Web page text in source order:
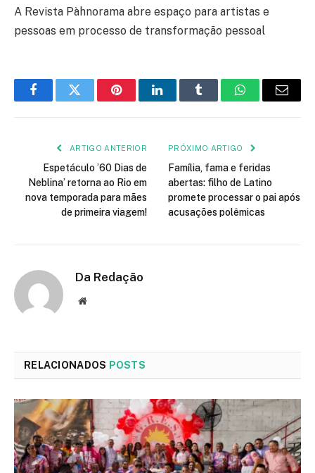
A Revista Pàhnorama abre espaço para artistas e
pessoas em processo de transformação pessoal
FacebookTwitter PinterestLinkedInTumblr WhatsApp
E-
ARTIGO ANTERIOR
Espetáculo ’60 Dias de
Neblina’ retorna ao Rio em
nova temporada para mães
de primeira viagem!
PRÓXIMO ARTIGO
Família, fama e feridas
abertas: filho de Latino
promete processar o pai após
acusações polêmicas
Da Redação
Site
RELACIONADOS POSTS